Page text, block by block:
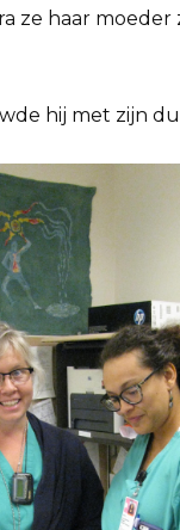
ze haar moeder
hij met zijn